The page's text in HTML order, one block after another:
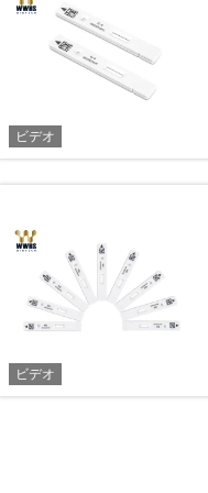
ビデオ
ビデオ